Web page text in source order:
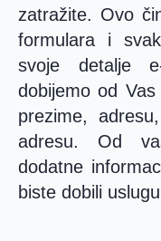
zatražite. Ovo
formulara i
svoje detalje
dobijemo od
prezime,
adresu. Od
dodatne
biste dobili